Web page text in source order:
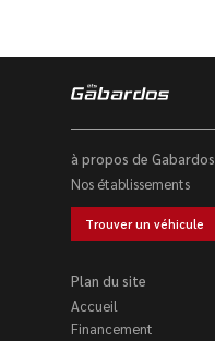
à propos de Gabardos
Nos établissements
Trouver un véhicule
Plan du site
Accueil
Financement